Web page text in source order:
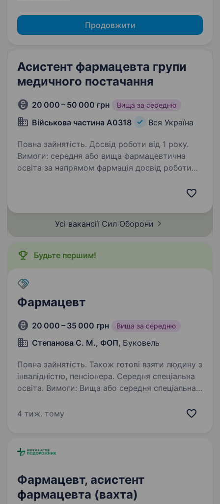
Продовжити
Асистент фармацевта групи
медичного постачання
20 000 – 50 000 грн Вища за середню
Військова частина А0318 Вся Україна
Повна зайнятість. Досвід роботи від 1 року.
Вимоги: середня або вища фармацевтична
освіта за напрямом фармація досвід роботи
Усі вакансії Сил Оборони
Будьте першим!
Фармацевт
20 000 – 35 000 грн Вища за середню
Степанова С. М., ФОП, Буковель
Повна зайнятість. Також готові взяти людину з
інвалідністю, пенсіонера. Середня спеціальна
освіта. Вимоги: Вища або середня спеціальна
спеціаліста та чинних документів для роботи
асортименту…
4 тиж. тому
Фармацевт, асистент
фармацевта (вахта)